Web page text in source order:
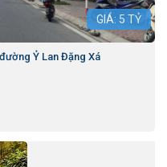
GIÁ: 5 TỶ
Ỷ Lan Đặng Xá